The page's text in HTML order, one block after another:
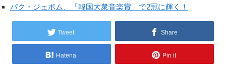
パク・ジェボム、「韓国大衆音楽賞」で2冠に輝く！
Tweet Share
Hatena Pin it